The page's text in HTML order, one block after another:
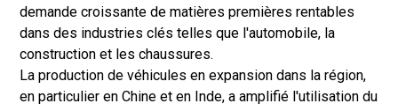
demande croissante de matières premières rentables
dans des industries clés telles que l'automobile, la
construction et les chaussures.
La production de véhicules en expansion dans la région,
en particulier en Chine et en Inde, a amplifié l'utilisation du